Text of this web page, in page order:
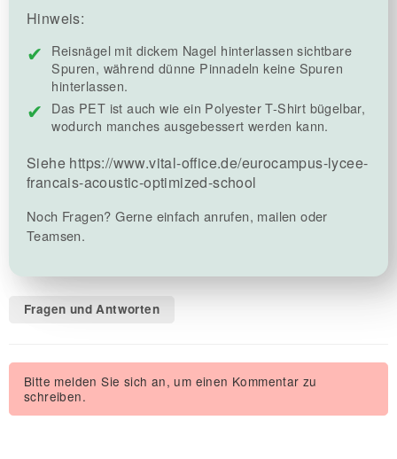
Hinweis:
Reisnägel mit dickem Nagel hinterlassen sichtbare
Spuren, während dünne Pinnadeln keine Spuren
hinterlassen.
Das PET ist auch wie ein Polyester T-Shirt bügelbar,
wodurch manches ausgebessert werden kann.
Siehe https://www.vital-office.de/eurocampus-lycee-
francais-acoustic-optimized-school
Noch Fragen? Gerne einfach anrufen, mailen oder
Teamsen.
Fragen und Antworten
Bitte melden Sie sich an, um einen Kommentar zu
schreiben.